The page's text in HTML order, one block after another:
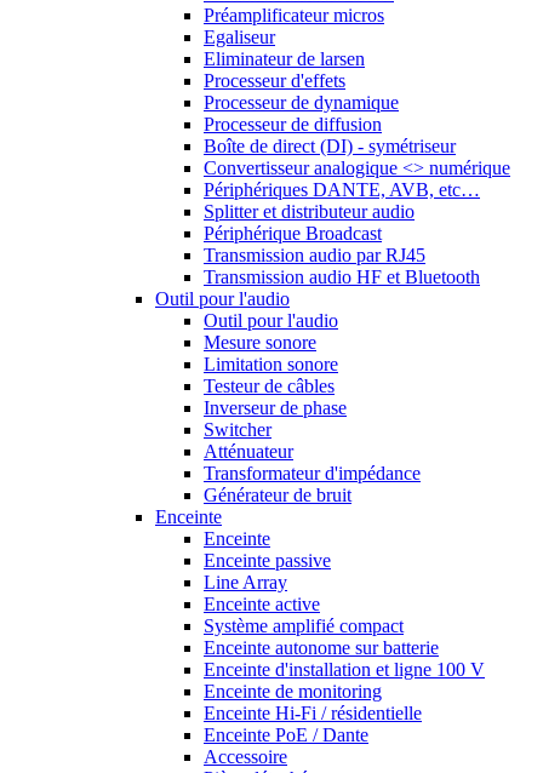
Préamplificateur micros
Egaliseur
Eliminateur de larsen
Processeur d'effets
Processeur de dynamique
Processeur de diffusion
Boîte de direct (DI) - symétriseur
Convertisseur analogique <> numérique
Périphériques DANTE, AVB, etc…
Splitter et distributeur audio
Périphérique Broadcast
Transmission audio par RJ45
Transmission audio HF et Bluetooth
Outil pour l'audio
Outil pour l'audio
Mesure sonore
Limitation sonore
Testeur de câbles
Inverseur de phase
Switcher
Atténuateur
Transformateur d'impédance
Générateur de bruit
Enceinte
Enceinte
Enceinte passive
Line Array
Enceinte active
Système amplifié compact
Enceinte autonome sur batterie
Enceinte d'installation et ligne 100 V
Enceinte de monitoring
Enceinte Hi-Fi / résidentielle
Enceinte PoE / Dante
Accessoire